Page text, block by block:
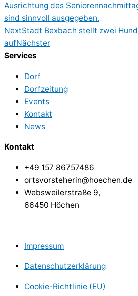
Ausrichtung des
sind sinnvoll ausgegeben.
NextStadt Bexbach stellt zwei
aufNächster
Services
Dorf
Dorfzeitung
Events
Kontakt
News
Kontakt
+49 157 86757486
ortsvorsteherin@hoechen.de
Websweilerstraße 9,
66450 Höchen
Impressum
Datenschutzerklärung
Cookie-Richtlinie (EU)